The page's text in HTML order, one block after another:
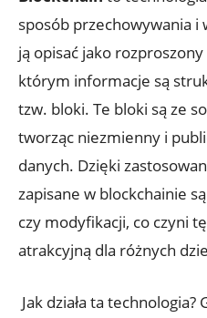
sposób‍ przechowywania i
ją opisać jako
którym informacje są
⁤tzw. bloki. Te bloki są ze
‌tworząc niezmienny i
danych. Dzięki
zapisane⁤ w blockchainie
czy modyfikacji, co czyni
atrakcyjną dla różnych
Jak działa ta